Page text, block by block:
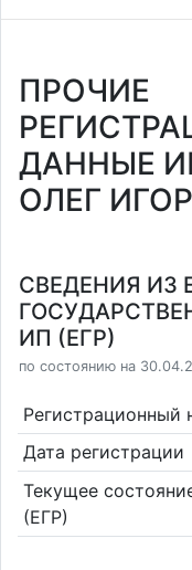
ПРОЧИЕ
ДАННЫЕ
ОЛЕГ
СВЕДЕНИЯ ИЗ
ИП (ЕГР)
по состоянию на
Регистрационный
Дата регистрации
Текущее
(ЕГР)